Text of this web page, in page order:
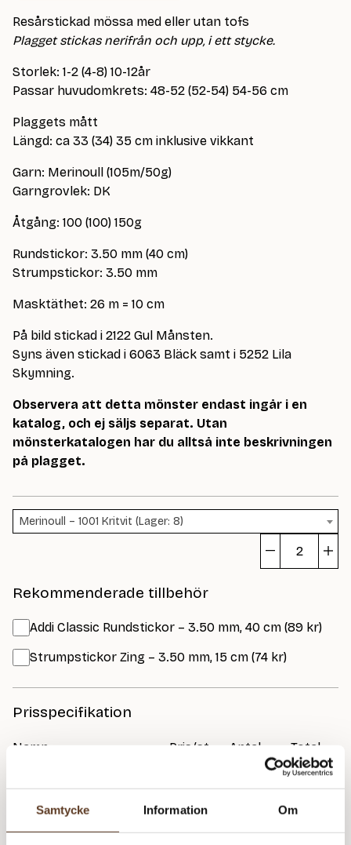
Samtycke Information Om
Resårstickad mössa med eller utan tofs
Plagget stickas nerifrån och upp, i ett stycke.
Storlek: 1-2 (4-8) 10-12år
Passar huvudomkrets: 48-52 (52-54) 54-56 cm
Plaggets mått
Längd: ca 33 (34) 35 cm inklusive vikkant
Garn: Merinoull (105m/50g)
Garngrovlek: DK
Åtgång: 100 (100) 150g
Rundstickor: 3.50 mm (40 cm)
Strumpstickor: 3.50 mm
Masktäthet: 26 m = 10 cm
På bild stickad i 2122 Gul Månsten.
Syns även stickad i 6063 Bläck samt i 5252 Lila
Skymning.
Observera att detta mönster endast ingår i en
katalog, och ej säljs separat. Utan
mönsterkatalogen har du alltså inte beskrivningen
på plagget.
Merinoull – 1001 Kritvit (Lager: 8)
Rekommenderade tillbehör
Addi Classic Rundstickor – 3.50 mm, 40 cm (89 kr)
Strumpstickor Zing – 3.50 mm, 15 cm (74 kr)
Prisspecifikation
Namn Pris/st Antal
Total
Merinoull 2307
90 kr
Luna Ribblue 0 kr
0 kr